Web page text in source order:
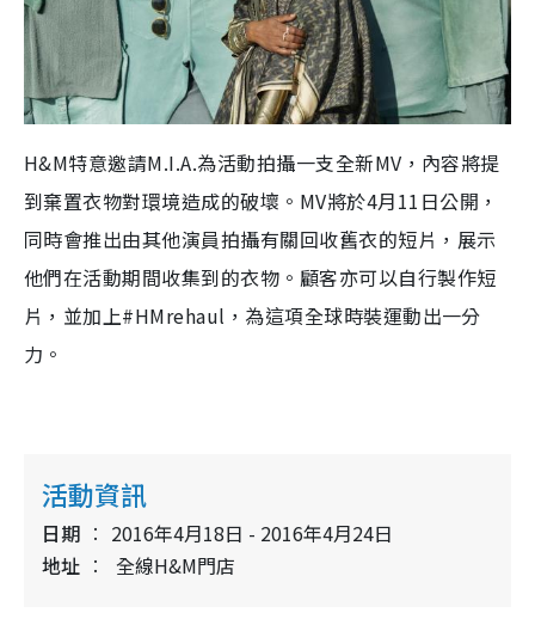
H&M特意邀請M.I.A.為活動拍攝一支全新MV，內容將提
到棄置衣物對環境造成的破壞。MV將於4月11日公開，
同時會推出由其他演員拍攝有關回收舊衣的短片，展示
他們在活動期間收集到的衣物。顧客亦可以自行製作短
片，並加上#HMrehaul，為這項全球時裝運動出一分
力。
活動資訊
日期
2016年4月18日 - 2016年4月24日
地址
全線H&M門店